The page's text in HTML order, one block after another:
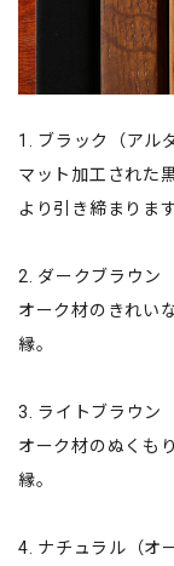
1. ブラック（アル
マット加工された
より引き締まります
2. ダークブラウン
オーク材のきれい
縁。
3. ライトブラウン
オーク材のぬくも
縁。
4. ナチュラル（オ